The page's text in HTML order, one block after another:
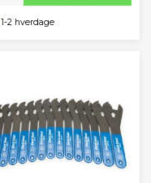
1-2 hverdage